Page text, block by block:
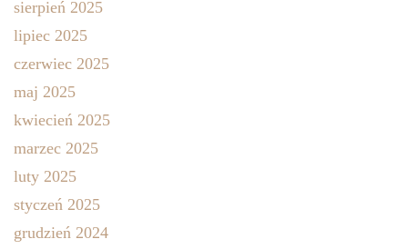
sierpień 2025
lipiec 2025
czerwiec 2025
maj 2025
kwiecień 2025
marzec 2025
luty 2025
styczeń 2025
grudzień 2024